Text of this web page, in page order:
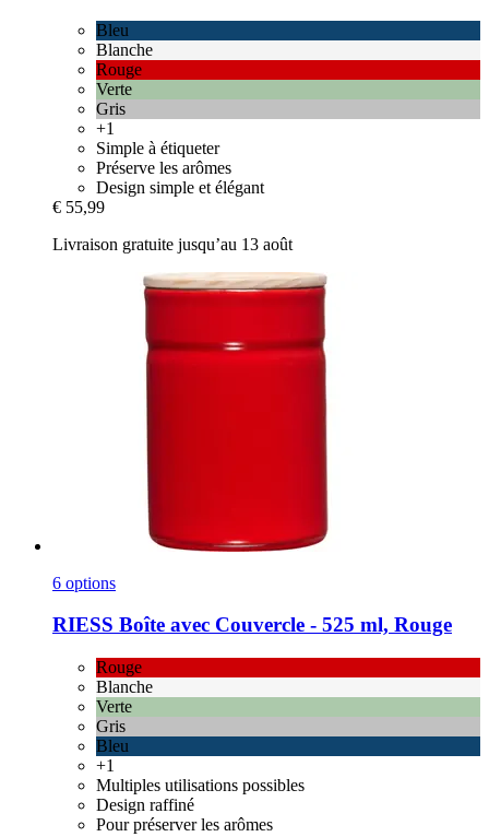
Bleu
Blanche
Rouge
Verte
Gris
+1
Simple à étiqueter
Préserve les arômes
Design simple et élégant
€ 55,99
Livraison gratuite jusqu’au 13 août
6 options
RIESS Boîte avec Couvercle -​ 525 ml, Rouge
Rouge
Blanche
Verte
Gris
Bleu
+1
Multiples utilisations possibles
Design raffiné
Pour préserver les arômes